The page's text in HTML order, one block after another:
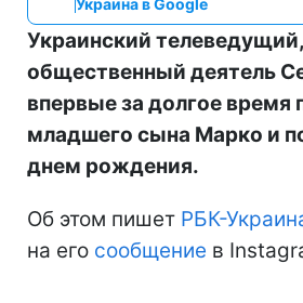
Украина в Google
Украинский
общественный деятель
впервые за долгое время
младшего сына Марко и
днем рождения.
Об этом пишет РБК-
на его сообщение в